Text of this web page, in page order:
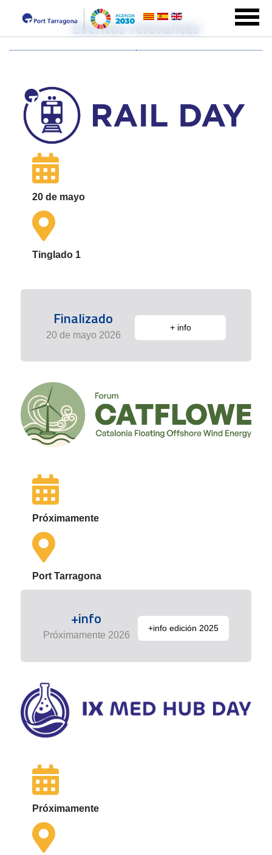
Eventos relevantes
20 de mayo
Tinglado 1
Finalizado
20 de mayo 2026
+ info
Próximamente
Port Tarragona
+info
Próximamente 2026
+info edición 2025
Próximamente